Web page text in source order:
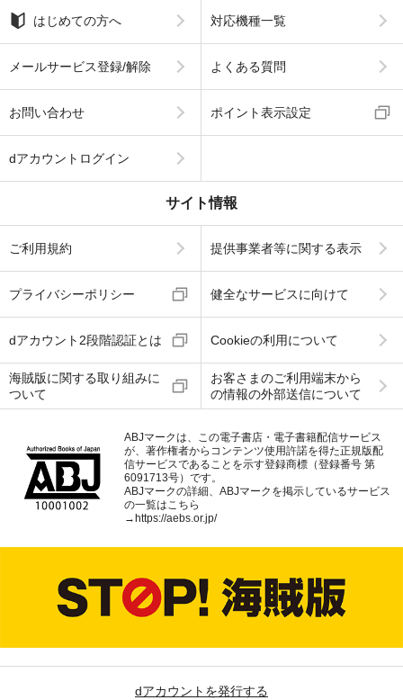
はじめての方へ 対応機種一覧
メールサービス登録/解除 よくある質問
お問い合わせ ポイント表示設定
dアカウントログイン
サイト情報
ご利用規約 提供事業者等に関する表示
プライバシーポリシー 健全なサービスに向けて
dアカウント2段階認証とは Cookieの利用について
海賊版に関する取り組みに
ついて
お客さまのご利用端末から
の情報の外部送信について
ABJマークは、この電子書店・電子書籍配信サービス
が、著作権者からコンテンツ使用許諾を得た正規版配
信サービスであることを示す登録商標（登録番号 第
6091713号）です。
ABJマークの詳細、ABJマークを掲示しているサービス
の一覧はこちら
→ https://aebs.or.jp/
dアカウントを発行する